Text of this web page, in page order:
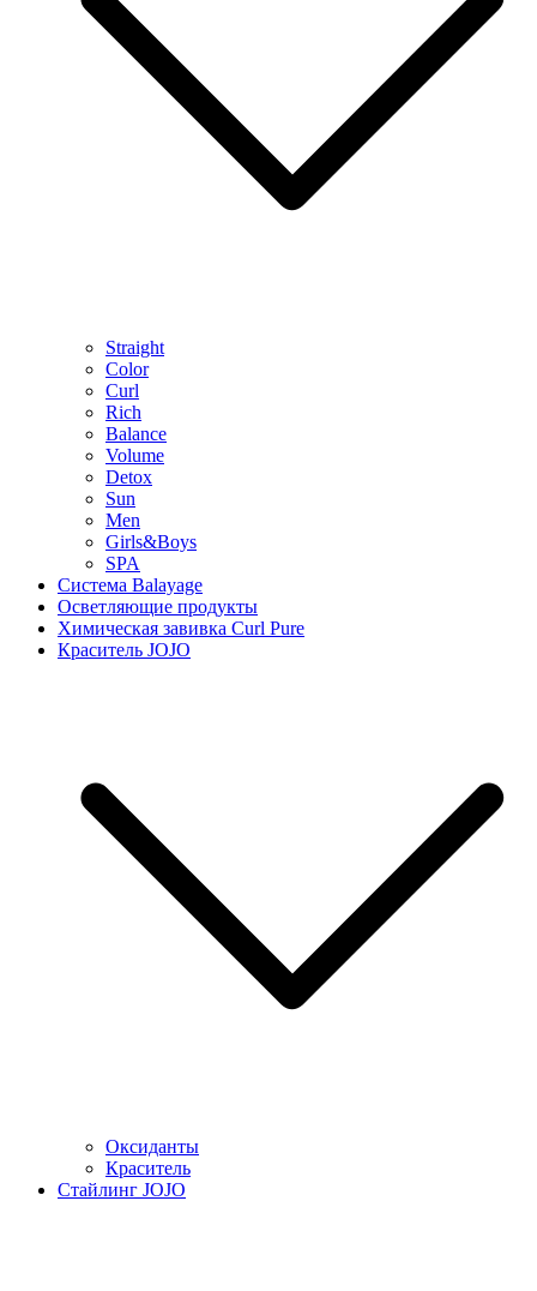
Straight
Color
Curl
Rich
Balance
Volume
Detox
Sun
Men
Girls&Boys
SPA
Система Balayage
Осветляющие продукты
Химическая завивка Curl Pure
Краситель JOJO
Оксиданты
Краситель
Стайлинг JOJO